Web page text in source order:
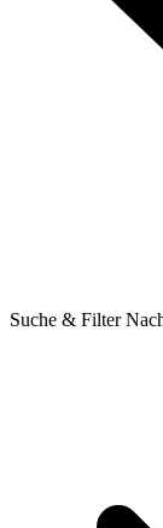
Suche & Filter